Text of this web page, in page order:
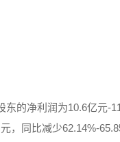
的净利润为10.6亿元-
，同比减少62.14%-